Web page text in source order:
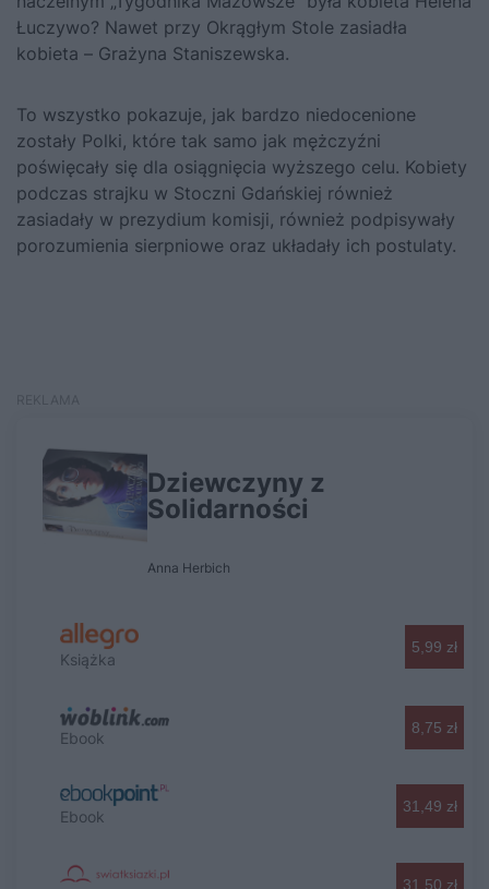
Łuczywo? Nawet przy Okrągłym Stole zasiadła
kobieta – Grażyna Staniszewska.
To wszystko pokazuje, jak bardzo niedocenione
zostały Polki, które tak samo jak mężczyźni
poświęcały się dla osiągnięcia wyższego celu. Kobiety
podczas strajku w Stoczni Gdańskiej również
zasiadały w prezydium komisji, również podpisywały
porozumienia sierpniowe oraz układały ich postulaty.